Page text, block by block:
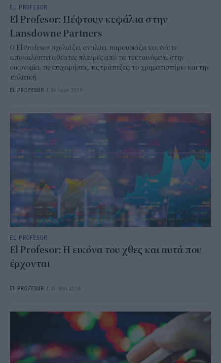
EL PROFESOR
El Profesor: Πέφτουν κεφάλια στην
Lansdowne Partners
Ο El Profesor σχολιάζει, αναλύει, παρουσιάζει και ενίοτε
αποκαλύπτει αθέατες πλευρές από τα τεκταινόμενα στην
οικονομία, τις επιχειρήσεις, τις τράπεζες, το χρηματιστήριο και την
πολιτική.
EL PROFESOR / 04 Ιουν 2019
EL PROFESOR
El Profesor: Η εικόνα του χθες και αυτά που
έρχονται
EL PROFESOR / 31 Μαΐ 2019